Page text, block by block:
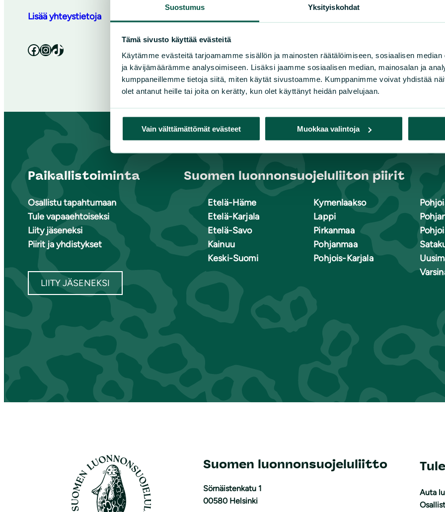
Suostumus Yksityiskohdat
Tämä sivusto käyttää evästeitä
Käytämme evästeitä tarjoamamme sisällön ja mainosten räätälöimiseen, sosiaalisen
ja kävijämäärämme analysoimiseen. Lisäksi jaamme sosiaalisen median, mainosalan ja
kumppaneillemme tietoja siitä, miten käytät sivustoamme. Kumppanimme voivat yhdistää
olet antanut heille tai joita on kerätty, kun olet käyttänyt heidän palvelujaan.
Vain välttämättömät evästeet Muokkaa valintoja
Lisää yhteystietoja
Facebook InstagramTikTok
Paikallistoiminta
Osallistu tapahtumaan
Tule vapaaehtoiseksi
Liity jäseneksi
Piirit ja yhdistykset
LIITY JÄSENEKSI
Suomen luonnonsuojeluliiton piirit
Etelä-Häme
Etelä-Karjala
Etelä-Savo
Kainuu
Keski-Suomi
Kymenlaakso
Lappi
Pirkanmaa
Pohjanmaa
Pohjois-Karjala
Suomen luonnonsuojeluliitto
Sörnäistenkatu 1
00580 Helsinki
Auta